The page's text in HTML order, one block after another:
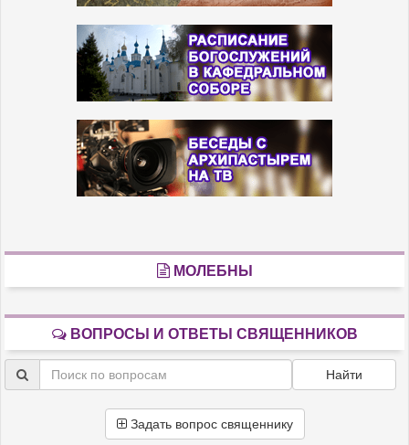
МОЛЕБНЫ
ВОПРОСЫ И ОТВЕТЫ СВЯЩЕННИКОВ
Найти
Задать вопрос священнику